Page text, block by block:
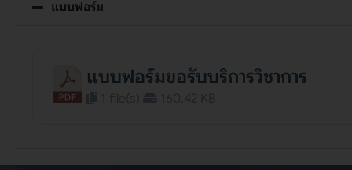
แบบฟอร์ม
แบบฟอร์มขอรับบริการวิชาการ